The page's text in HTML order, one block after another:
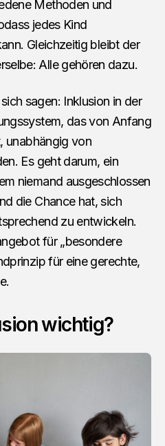
Methoden und
jedes Kind
Gleichzeitig bleibt der
Alle gehören dazu.
sagen: Inklusion in der
das von Anfang
unabhängig von
Es geht darum, ein
niemand ausgeschlossen
die Chance hat, sich
zu entwickeln.
für „besondere
für eine gerechte,
wichtig?